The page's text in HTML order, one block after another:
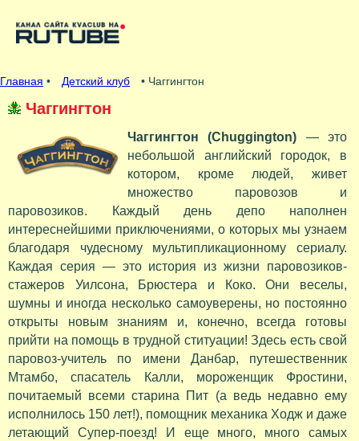
Главная • Детский клуб • Чаггингтон
Чаггингтон
Чаггингтон (Chuggington) — это
небольшой английский городок, в
котором, кроме людей, живет
множество паровозов и
паровозиков. Каждый день депо наполнен
интереснейшими приключениями, о которых мы узнаем
благодаря чудесному мультипликационному сериалу.
Каждая серия — это история из жизни паровозиков-
стажеров Уилсона, Брюстера и Коко. Они веселы,
шумны и иногда несколько самоуверены, но постоянно
открыты новым знаниям и, конечно, всегда готовы
прийти на помощь в трудной ституации! Здесь есть свой
паровоз-учитель по имени Данбар, путешественник
Мтамбо, спасатель Калли, мороженщик Фростини,
почитаемый всеми старина Пит (а ведь недавно ему
исполнилось 150 лет!), помощник механика Ходж и даже
летающий Супер-поезд! И еще много, много самых